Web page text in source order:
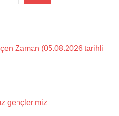
Zaman (05.08.2026 tarihli
gençlerimiz